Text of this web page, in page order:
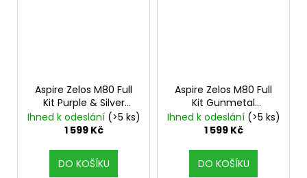
Aspire Zelos M80 Full
Kit Purple & Silver
Elektronický Grip
Ihned k odeslání (>5 ks)
1 599 Kč
DO KOŠÍKU
Aspire Zelos M80 Full
Kit Gunmetal
Elektronický Grip
Ihned k odeslání (>5 ks)
1 599 Kč
DO KOŠÍKU